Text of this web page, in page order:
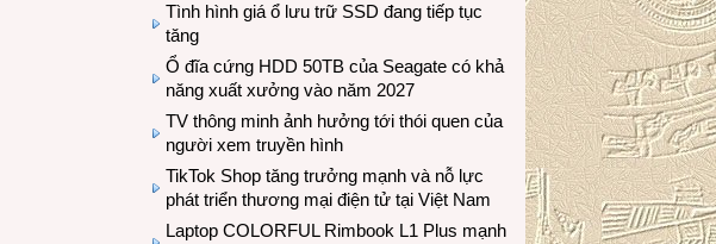
Tình hình giá ổ lưu trữ SSD đang tiếp tục
tăng
Ổ đĩa cứng HDD 50TB của Seagate có khả
năng xuất xưởng vào năm 2027
TV thông minh ảnh hưởng tới thói quen của
người xem truyền hình
TikTok Shop tăng trưởng mạnh và nỗ lực
phát triển thương mại điện tử tại Việt Nam
Laptop COLORFUL Rimbook L1 Plus mạnh